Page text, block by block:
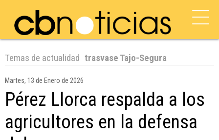
Temas de actualidad trasvase Tajo-Segura
Martes, 13 de Enero de 2026
Pérez Llorca respalda a los
agricultores en la defensa